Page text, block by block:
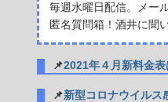
毎週水曜日配信。メー
匿名質問箱！酒井に聞
📌2021年４月新料金
📌新型コロナウイルス